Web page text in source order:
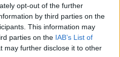
opt-out of the further
by third parties on the
This information may
parties on the IAB’s List of
may further disclose it to other